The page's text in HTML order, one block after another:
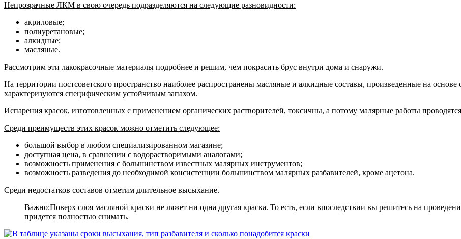
Непрозрачные ЛКМ в свою очередь подразделяются на следующие разновидности:
акриловые;
полиуретановые;
алкидные;
масляные.
Рассмотрим эти лакокрасочные материалы подробнее и решим, чем покрасить брус внутри дома и снаружи.
На территории постсоветского пространство наиболее распространены масляные и алкидные составы, произведенные на
характеризуются специфическим устойчивым запахом.
Испарения красок, изготовленных с применением органических растворителей, токсичны, а потому малярные работы
Среди преимуществ этих красок можно отметить следующее:
большой выбор в любом специализированном магазине;
доступная цена, в сравнении с водорастворимыми аналогами;
возможность применения с большинством известных малярных инструментов;
возможность разведения до необходимой консистенции большинством малярных разбавителей, кроме ацетона.
Среди недостатков составов отметим длительное высыхание.
Важно:Поверх слоя масляной краски не ляжет ни одна другая краска. То есть, если впоследствии вы решитесь на
придется полностью снимать.